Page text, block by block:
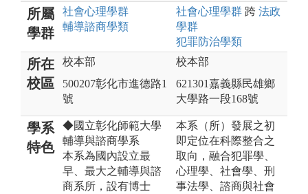
所屬
學群
社會心理學群
輔導諮商學類
社會心理學群 跨 法政
學群
犯罪防治學類
所在
校區
校本部
500207彰化市進德路1
號
校本部
621301嘉義縣民雄鄉
大學路一段168號
學系
特色
◆國立彰化師範大學
輔導與諮商學系
本系為國內設立最
早、最大之輔導與諮
商系所，設有博士
本系（所）發展之初
即定位在科際整合之
取向，融合犯罪學、
心理學、社會學、刑
事法學、諮商與社會